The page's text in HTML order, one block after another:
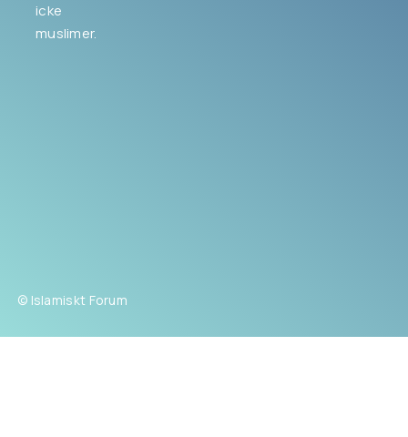
icke
muslimer.
© Islamiskt Forum